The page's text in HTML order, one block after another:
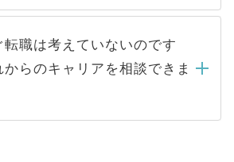
てしまうと、応募が殺到する場
関が求める条件に合った人材の
介会社に依頼するケースが増え
る必要はありません。内定先へ
絡はキャリアパートナーが行い
漏えいすることはありませんの
ください。当サイトからの登録
したご登録者様の個人情報は、
ャリアアップおよび転職活動の
に使用いたします。お預かりし
ての個人データはご本人の許可
転職は考えていないのです
からのキャリアを相談できま